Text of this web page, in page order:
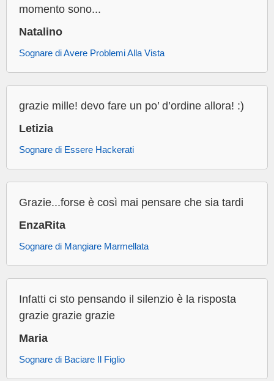
momento sono...
Natalino
Sognare di Avere Problemi Alla Vista
grazie mille! devo fare un po’ d’ordine allora! :)
Letizia
Sognare di Essere Hackerati
Grazie...forse è così mai pensare che sia tardi
EnzaRita
Sognare di Mangiare Marmellata
Infatti ci sto pensando il silenzio è la risposta
grazie grazie grazie
Maria
Sognare di Baciare Il Figlio